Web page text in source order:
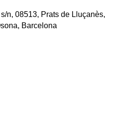
n, 08513, Prats de Lluçanès,
Barcelona